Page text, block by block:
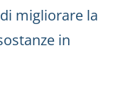
migliorare la
in